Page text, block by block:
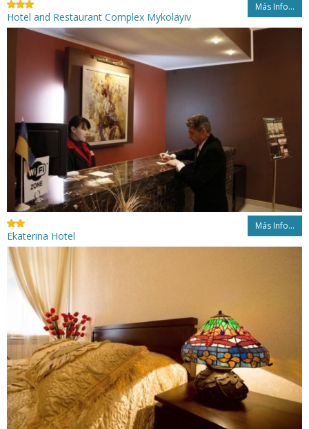
Más Info...
Hotel and Restaurant Complex Mykolayiv
Más Info...
Ekaterina Hotel